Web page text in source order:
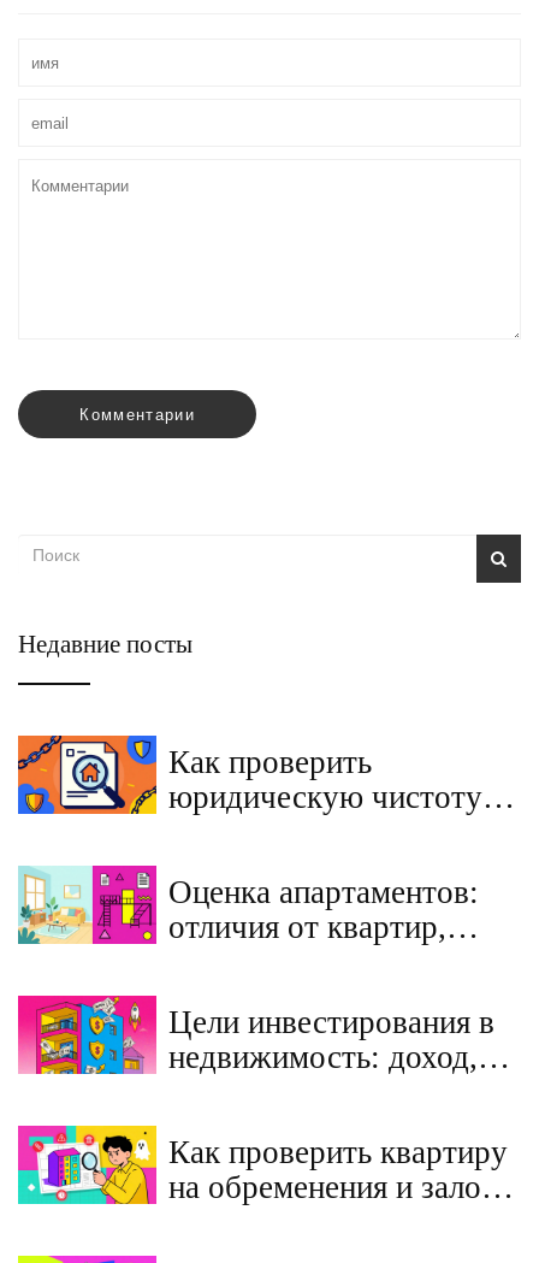
Комментарии
Недавние посты
Как проверить
юридическую чистоту
инструкция
Оценка апартаментов:
отличия от квартир,
Цели инвестирования в
недвижимость: доход,
Как проверить квартиру
на обременения и залоги